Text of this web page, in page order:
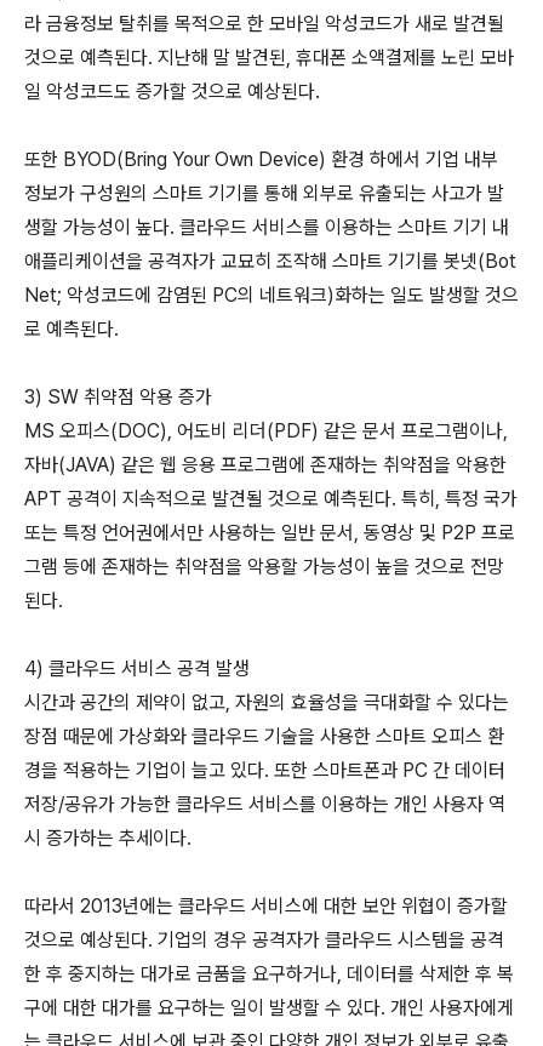
라 금융정보 탈취를 목적으로 한 모바일 악성코드가 새로 발견될
것으로 예측된다. 지난해 말 발견된, 휴대폰 소액결제를 노린 모바
일 악성코드도 증가할 것으로 예상된다.
또한 BYOD(Bring Your Own Device) 환경 하에서 기업 내부
정보가 구성원의 스마트 기기를 통해 외부로 유출되는 사고가 발
생할 가능성이 높다. 클라우드 서비스를 이용하는 스마트 기기 내
애플리케이션을 공격자가 교묘히 조작해 스마트 기기를 봇넷(Bot
Net; 악성코드에 감염된 PC의 네트워크)화하는 일도 발생할 것으
로 예측된다.
3) SW 취약점 악용 증가
MS 오피스(DOC), 어도비 리더(PDF) 같은 문서 프로그램이나,
자바(JAVA) 같은 웹 응용 프로그램에 존재하는 취약점을 악용한
APT 공격이 지속적으로 발견될 것으로 예측된다. 특히, 특정 국가
또는 특정 언어권에서만 사용하는 일반 문서, 동영상 및 P2P 프로
그램 등에 존재하는 취약점을 악용할 가능성이 높을 것으로 전망
된다.
4) 클라우드 서비스 공격 발생
시간과 공간의 제약이 없고, 자원의 효율성을 극대화할 수 있다는
장점 때문에 가상화와 클라우드 기술을 사용한 스마트 오피스 환
경을 적용하는 기업이 늘고 있다. 또한 스마트폰과 PC 간 데이터
저장/공유가 가능한 클라우드 서비스를 이용하는 개인 사용자 역
시 증가하는 추세이다.
따라서 2013년에는 클라우드 서비스에 대한 보안 위협이 증가할
것으로 예상된다. 기업의 경우 공격자가 클라우드 시스템을 공격
한 후 중지하는 대가로 금품을 요구하거나, 데이터를 삭제한 후 복
구에 대한 대가를 요구하는 일이 발생할 수 있다. 개인 사용자에게